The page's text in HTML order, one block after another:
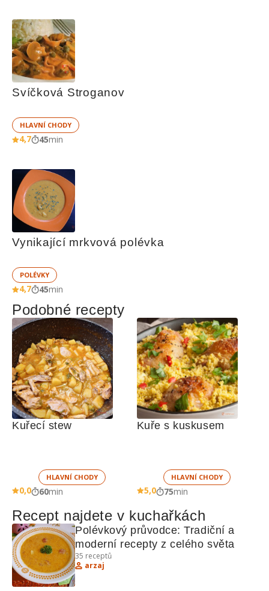
Svíčková Stroganov
HLAVNÍ CHODY
4,7 45min
Vynikající mrkvová polévka
POLÉVKY
4,7 45min
Podobné recepty
HLAVNÍ CHODY
0,0 60min
Kuře s kuskusem
HLAVNÍ CHODY
5,0 75min
Recept najdete v kuchařkách
Polévkový průvodce: Tradiční a
moderní recepty z celého světa
35 receptů
arzaj